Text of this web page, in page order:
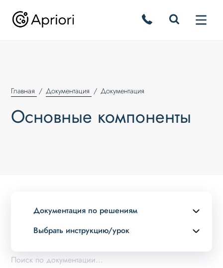
Главная Документация Документация
Основные компоненты
Документация по решениям
Выбрать инструкцию/урок
Описание курса